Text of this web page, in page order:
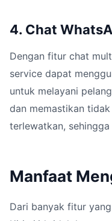
4. Chat
Dengan fitur chat
service dapat
untuk melayani
dan memastikan
terlewatkan,
Manfaat
Dari banyak fitur